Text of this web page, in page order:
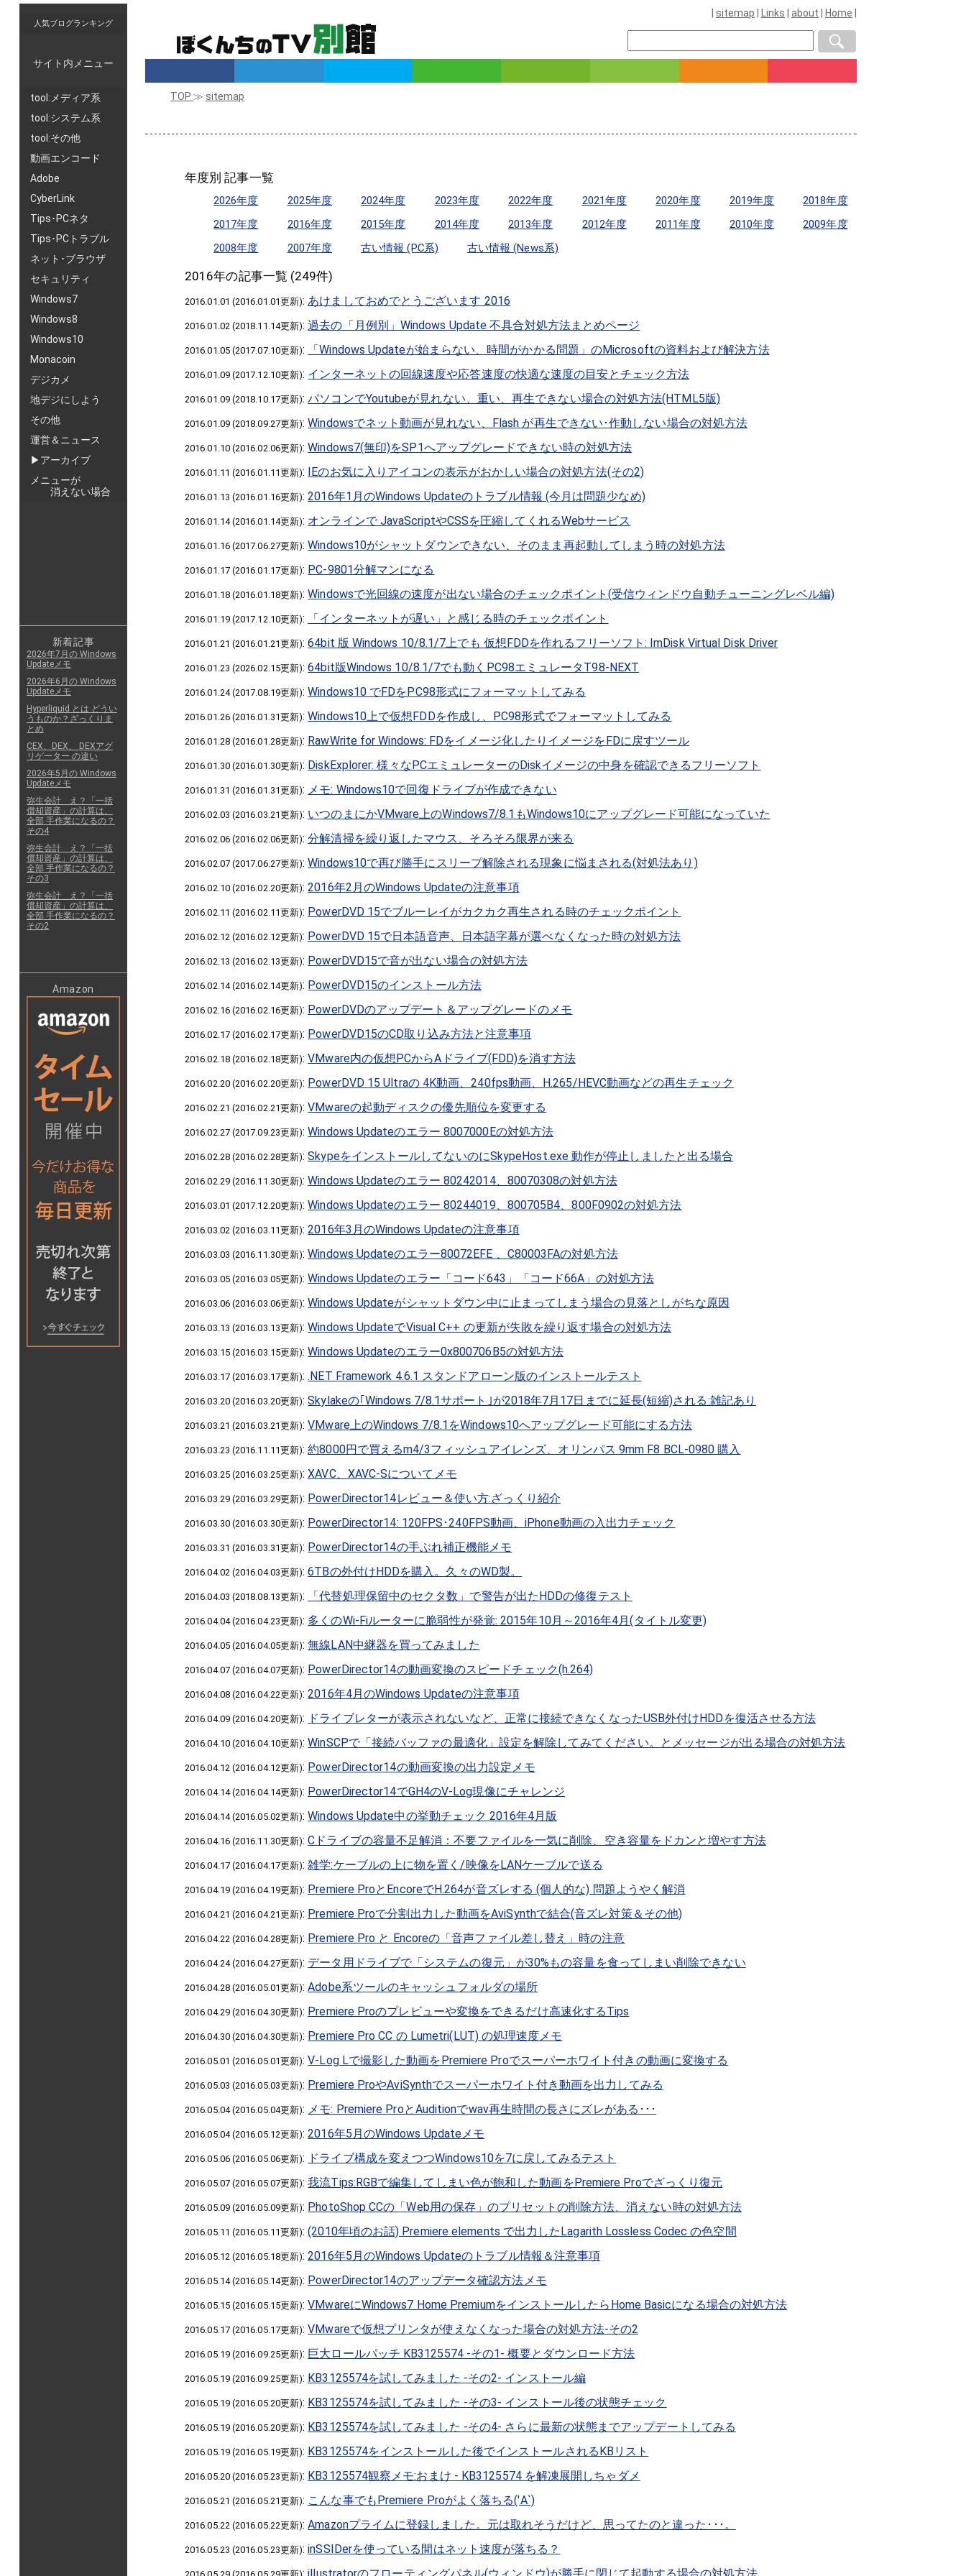
人気ブログランキング
サイト内メニュー
tool:メディア系
tool:システム系
tool:その他
動画エンコード
Adobe
CyberLink
Tips･PCネタ
Tips･PCトラブル
ネット･ブラウザ
セキュリティ
Windows7
Windows8
Windows10
Monacoin
デジカメ
地デジにしよう
その他
運営＆ニュース
▶アーカイブ
メニューが
消えない場合
sitemap Links about Home
TOP ≫ sitemap
年度別 記事一覧
2026年度 2025年度 2024年度 2023年度 2022年度 2021年度 2020年度 2019年度
2018年度
2017年度
2016年度 2015年度 2014年度 2013年度 2012年度 2011年度 2010年度
2009年度
2008年度
2007年度 古い情報 (PC系) 古い情報 (News系)
2016年の記事一覧 (249件)
2016.01.01 (2016.01.01更新): あけましておめでとうございます 2016
2016.01.02 (2018.11.14更新):過去の「月例別」Windows Update 不具合対処方法まとめページ
2016.01.05 (2017.07.10更新): 「Windows Updateが始まらない、時間がかかる問題」のMicrosoftの資料および解決方法
2016.01.09 (2017.12.10更新): インターネットの回線速度や応答速度の快適な速度の目安とチェック方法
2016.01.09 (2018.10.17更新):パソコンでYoutubeが見れない、重い、再生できない場合の対処方法(HTML5版)
2016.01.09 (2018.09.27更新):Windowsでネット動画が見れない、Flash が再生できない･作動しない場合の対処方法
2016.01.10 (2016.02.06更新):Windows7(無印)をSP1へアップグレードできない時の対処方法
2016.01.11 (2016.01.11更新): IEのお気に入りアイコンの表示がおかしい場合の対処方法(その2)
2016.01.13 (2016.01.16更新):2016年1月のWindows Updateのトラブル情報 (今月は問題少なめ)
2016.01.14 (2016.01.14更新): オンラインで JavaScriptやCSSを圧縮してくれるWebサービス
2016.01.16 (2017.06.27更新):Windows10がシャットダウンできない、そのまま再起動してしまう時の対処方法
2016.01.17 (2016.01.17更新): PC-9801分解マンになる
2016.01.18 (2016.01.18更新):Windowsで光回線の速度が出ない場合のチェックポイント(受信ウィンドウ自動チューニングレベル編)
2016.01.19 (2017.12.10更新): 「インターネットが遅い」と感じる時のチェックポイント
2016.01.21 (2016.01.21更新):64bit 版 Windows 10/8.1/7上でも 仮想FDDを作れるフリーソフト: ImDisk Virtual Disk Driver
2016.01.23 (2026.02.15更新):64bit版Windows 10/8.1/7でも動くPC98エミュレータT98-NEXT
2016.01.24 (2017.08.19更新):Windows10 でFDをPC98形式にフォーマットしてみる
2016.01.26 (2016.01.31更新):Windows10上で仮想FDDを作成し、PC98形式でフォーマットしてみる
2016.01.28 (2016.01.28更新): RawWrite for Windows: FDをイメージ化したりイメージをFDに戻すツール
2016.01.30 (2016.01.30更新): DiskExplorer: 様々なPCエミュレーターのDiskイメージの中身を確認できるフリーソフト
2016.01.31 (2016.01.31更新): メモ: Windows10で回復ドライブが作成できない
2016.02.03 (2016.03.21更新): いつのまにかVMware上のWindows7/8.1もWindows10にアップグレード可能になっていた
2016.02.06 (2016.02.06更新):分解清掃を繰り返したマウス、そろそろ限界が来る
2016.02.07 (2017.06.27更新):Windows10で再び勝手にスリープ解除される現象に悩まされる(対処法あり)
2016.02.10 (2016.02.20更新):2016年2月のWindows Updateの注意事項
2016.02.11 (2016.02.11更新): PowerDVD 15でブルーレイがカクカク再生される時のチェックポイント
2016.02.12 (2016.02.12更新): PowerDVD 15で日本語音声、日本語字幕が選べなくなった時の対処方法
2016.02.13 (2016.02.13更新): PowerDVD15で音が出ない場合の対処方法
2016.02.14 (2016.02.14更新): PowerDVD15のインストール方法
2016.02.16 (2016.02.16更新): PowerDVDのアップデート＆アップグレードのメモ
2016.02.17 (2016.02.17更新): PowerDVD15のCD取り込み方法と注意事項
2016.02.18 (2016.02.18更新):VMware内の仮想PCからAドライブ(FDD)を消す方法
2016.02.20 (2016.02.20更新): PowerDVD 15 Ultraの 4K動画、240fps動画、H.265/HEVC動画などの再生チェック
2016.02.21 (2016.02.21更新):VMwareの起動ディスクの優先順位を変更する
2016.02.27 (2017.09.23更新):Windows Updateのエラー 8007000Eの対処方法
2016.02.28 (2016.02.28更新):SkypeをインストールしてないのにSkypeHost.exe 動作が停止しましたと出る場合
2016.02.29 (2016.11.30更新):Windows Updateのエラー 80242014、80070308の対処方法
2016.03.01 (2017.12.20更新):Windows Updateのエラー 80244019、800705B4、800F0902の対処方法
2016.03.02 (2016.03.11更新):2016年3月のWindows Updateの注意事項
2016.03.03 (2016.11.30更新):Windows Updateのエラー80072EFE 、C80003FAの対処方法
2016.03.05 (2016.03.05更新):Windows Updateのエラー「コード643」「コード66A」の対処方法
2016.03.06 (2016.03.06更新):Windows Updateがシャットダウン中に止まってしまう場合の見落としがちな原因
2016.03.13 (2016.03.13更新):Windows UpdateでVisual C++ の更新が失敗を繰り返す場合の対処方法
2016.03.15 (2016.03.15更新):Windows Updateのエラー0x800706B5の対処方法
2016.03.17 (2016.03.17更新):.NET Framework 4.6.1 スタンドアローン版のインストールテスト
2016.03.20 (2016.03.20更新):Skylakeの｢Windows 7/8.1サポート｣が2018年7月17日までに延長(短縮)される:雑記あり
2016.03.21 (2016.03.21更新):VMware上のWindows 7/8.1をWindows10へアップグレード可能にする方法
2016.03.23 (2016.11.11更新):約8000円で買えるm4/3フィッシュアイレンズ、オリンパス 9mm F8 BCL-0980 購入
2016.03.25 (2016.03.25更新):XAVC、XAVC-Sについてメモ
2016.03.29 (2016.03.29更新): PowerDirector14レビュー＆使い方:ざっくり紹介
2016.03.30 (2016.03.30更新): PowerDirector14: 120FPS･240FPS動画、iPhone動画の入出力チェック
2016.03.31 (2016.03.31更新): PowerDirector14の手ぶれ補正機能メモ
2016.04.02 (2016.04.03更新):6TBの外付けHDDを購入。久々のWD製。
2016.04.03 (2018.08.13更新): 「代替処理保留中のセクタ数」で警告が出たHDDの修復テスト
2016.04.04 (2016.04.23更新): 多くのWi-Fiルーターに脆弱性が発覚: 2015年10月～2016年4月(タイトル変更)
2016.04.05 (2016.04.05更新):無線LAN中継器を買ってみました
2016.04.07 (2016.04.07更新): PowerDirector14の動画変換のスピードチェック(h.264)
2016.04.08 (2016.04.22更新):2016年4月のWindows Updateの注意事項
2016.04.09 (2016.04.20更新): ドライブレターが表示されないなど、正常に接続できなくなったUSB外付けHDDを復活させる方法
2016.04.10 (2016.04.10更新):WinSCPで「接続バッファの最適化」設定を解除してみてください。とメッセージが出る場合の対処方法
2016.04.12 (2016.04.12更新): PowerDirector14の動画変換の出力設定メモ
2016.04.14 (2016.04.14更新): PowerDirector14でGH4のV-Log現像にチャレンジ
2016.04.14 (2016.05.02更新):Windows Update中の挙動チェック 2016年4月版
2016.04.16 (2016.11.30更新):Cドライブの容量不足解消：不要ファイルを一気に削除、空き容量をドカンと増やす方法
2016.04.17 (2016.04.17更新):雑学:ケーブルの上に物を置く/映像をLANケーブルで送る
2016.04.19 (2016.04.19更新): Premiere ProとEncoreでH.264が音ズレする (個人的な) 問題ようやく解消
2016.04.21 (2016.04.21更新): Premiere Proで分割出力した動画をAviSynthで結合(音ズレ対策＆その他)
2016.04.22 (2016.04.28更新): Premiere Pro と Encoreの「音声ファイル差し替え」時の注意
2016.04.24 (2016.04.27更新): データ用ドライブで「システムの復元」が30%もの容量を食ってしまい削除できない
2016.04.28 (2016.05.01更新):Adobe系ツールのキャッシュフォルダの場所
2016.04.29 (2016.04.30更新): Premiere Proのプレビューや変換をできるだけ高速化するTips
2016.04.30 (2016.04.30更新): Premiere Pro CC の Lumetri(LUT) の処理速度メモ
2016.05.01 (2016.05.01更新):V-Log Lで撮影した動画をPremiere Proでスーパーホワイト付きの動画に変換する
2016.05.03 (2016.05.03更新): Premiere ProやAviSynthでスーパーホワイト付き動画を出力してみる
2016.05.04 (2016.05.04更新): メモ: Premiere ProとAuditionでwav再生時間の長さにズレがある･･･
2016.05.04 (2016.05.12更新):2016年5月のWindows Updateメモ
2016.05.06 (2016.05.06更新): ドライブ構成を変えつつWindows10を7に戻してみるテスト
2016.05.07 (2016.05.07更新):我流Tips:RGBで編集してしまい色が飽和した動画をPremiere Proでざっくり復元
2016.05.09 (2016.05.09更新): PhotoShop CCの「Web用の保存」のプリセットの削除方法、消えない時の対処方法
2016.05.11 (2016.05.11更新):(2010年頃のお話) Premiere elements で出力したLagarith Lossless Codec の色空間
2016.05.12 (2016.05.18更新):2016年5月のWindows Updateのトラブル情報＆注意事項
2016.05.14 (2016.05.14更新): PowerDirector14のアップデータ確認方法メモ
2016.05.15 (2016.05.15更新):VMwareにWindows7 Home PremiumをインストールしたらHome Basicになる場合の対処方法
2016.05.17 (2016.05.17更新):VMwareで仮想プリンタが使えなくなった場合の対処方法-その2
2016.05.19 (2016.09.25更新): 巨大ロールパッチ KB3125574 -その1- 概要とダウンロード方法
2016.05.19 (2016.09.25更新): KB3125574を試してみました -その2- インストール編
2016.05.19 (2016.05.20更新): KB3125574を試してみました -その3- インストール後の状態チェック
2016.05.19 (2016.05.20更新): KB3125574を試してみました -その4- さらに最新の状態までアップデートしてみる
2016.05.19 (2016.05.19更新): KB3125574をインストールした後でインストールされるKBリスト
2016.05.20 (2016.05.23更新): KB3125574観察メモ:おまけ - KB3125574 を解凍展開しちゃダメ
2016.05.21 (2016.05.21更新): こんな事でもPremiere Proがよく落ちる('Α`)
2016.05.22 (2016.05.22更新):Amazonプライムに登録しました。元は取れそうだけど、思ってたのと違った･･･。
2016.05.23 (2016.05.23更新):inSSIDerを使っている間はネット速度が落ちる？
新着記事
2026年7月の Windows
Updateメモ
2026年6月の Windows
Updateメモ
Hyperliquid とは どうい
うものか？ざっくりま
とめ
CEX、DEX、 DEXアグ
リゲーター の違い
2026年5月の Windows
Updateメモ
弥生会計 え？「一括
償却資産」の計算は、
全部 手作業になるの？
その4
弥生会計 え？「一括
償却資産」の計算は、
全部 手作業になるの？
その3
弥生会計 え？「一括
償却資産」の計算は、
全部 手作業になるの？
その2
Amazon